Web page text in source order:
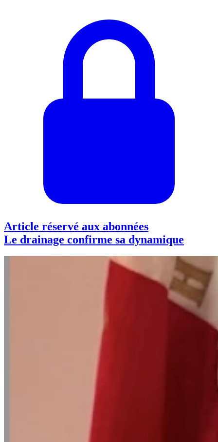
Article réservé aux abonnées
Le drainage confirme sa dynamique